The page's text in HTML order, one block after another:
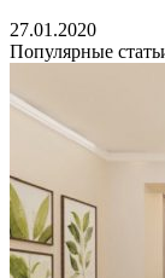
27.01.2020
Популярные